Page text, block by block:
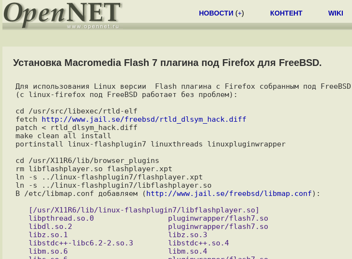
НОВОСТИ (+) КОНТЕНТ WIKI
Установка Macromedia Flash 7 плагина под Firefox для FreeBSD.
Для использования Linux версии  Flash плагина с Firefox собранным под FreeBSD
(с linux-firefox под FreeBSD работает без проблем):
cd /usr/src/libexec/rtld-elf
fetch http://www.jail.se/freebsd/rtld_dlsym_hack.diff
patch < rtld_dlsym_hack.diff
make clean all install
portinstall linux-flashplugin7 linuxthreads linuxpluginwrapper
cd /usr/X11R6/lib/browser_plugins
rm libflashplayer.so flashplayer.xpt
ln -s ../linux-flashplugin7/flashplayer.xpt
ln -s ../linux-flashplugin7/libflashplayer.so
В /etc/libmap.conf добавляем (http://www.jail.se/freebsd/libmap.conf):